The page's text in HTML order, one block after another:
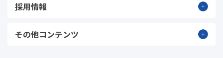
採用情報
その他コンテンツ